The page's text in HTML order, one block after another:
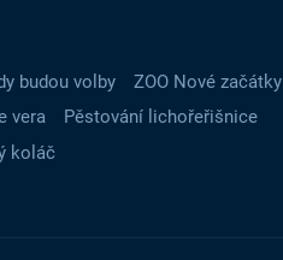
budou volby
ZOO Nové začátky
vera
Pěstování lichořeřišnice
koláč